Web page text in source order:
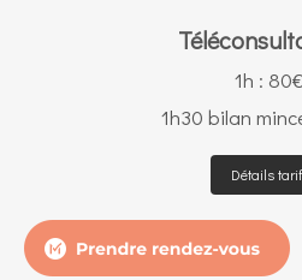
1h :
1h30 bilan
Détails